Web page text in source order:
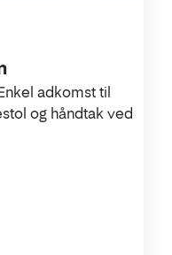
adkomst til
og håndtak ved